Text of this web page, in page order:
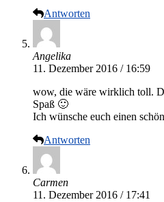
Antworten
Angelika
11. Dezember 2016 / 16:59
wow, die wäre wirklich toll.
Spaß 🙂
Ich wünsche euch einen
Antworten
Carmen
11. Dezember 2016 / 17:41